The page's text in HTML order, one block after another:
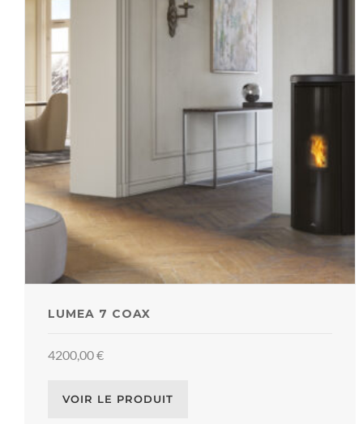
LUMEA 7 COAX
4200,00€
VOIR LE PRODUIT